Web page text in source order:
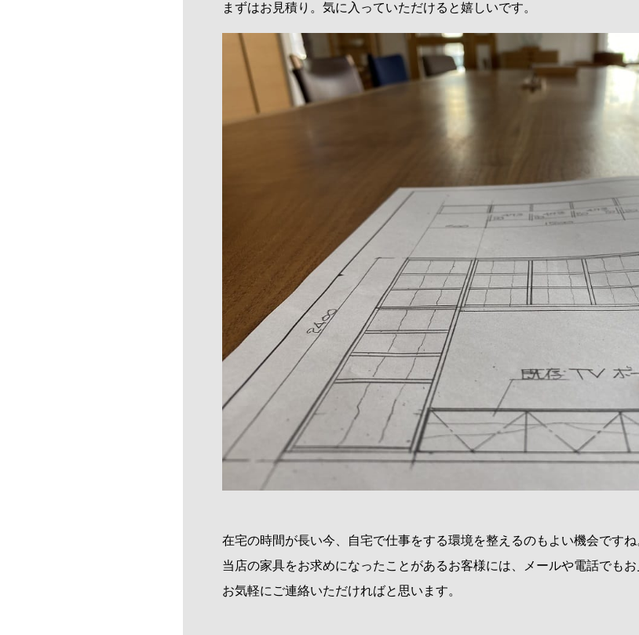
まずはお見積り。気に入っていただけると嬉しいです。
在宅の時間が長い今、自宅で仕事をする環境を整えるのもよい機会ですね
当店の家具をお求めになったことがあるお客様には、メールや電話でもお
お気軽にご連絡いただければと思います。